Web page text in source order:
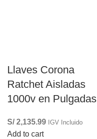
Llaves Corona
Ratchet Aisladas
1000v en Pulgadas
S/2,135.99 IGV Incluido
Add to cart